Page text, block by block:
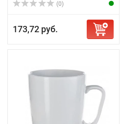
(0)
173,72 руб.